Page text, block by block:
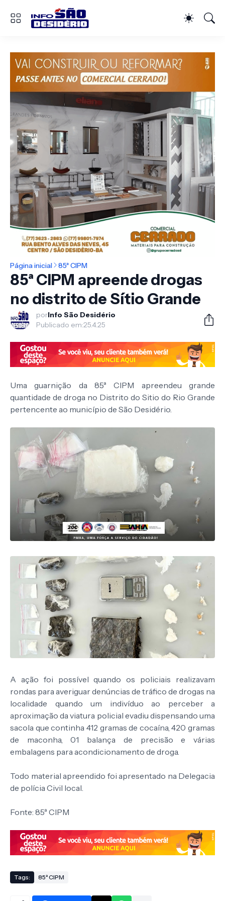
Página inicial 85ª CIPM
85ª CIPM apreende drogas
no distrito de Sítio Grande
porInfo São Desidério
Publicado em:25.4.25
Uma guarnição da 85ª CIPM apreendeu grande
quantidade de droga no Distrito do Sitio do Rio Grande
pertencente ao município de São Desidério.
A ação foi possível quando os policiais realizavam
rondas para averiguar denúncias de tráfico de drogas na
localidade quando um indivíduo ao perceber a
aproximação da viatura policial evadiu dispensando uma
sacola que continha 412 gramas de cocaína, 420 gramas
de maconha, 01 balança de precisão e várias
embalagens para acondicionamento de droga.
Todo material apreendido foi apresentado na Delegacia
de polícia Civil local.
Fonte: 85ª CIPM
Tags: 85ª CIPM